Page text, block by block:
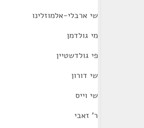
שי ארבלי-אלמוזלינו
מי גולדמן
פי גולדשטיין
שי דורון
שי וייס
ר' זאבי